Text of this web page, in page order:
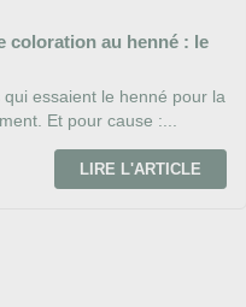
coloration au henné : le
essaient le henné pour la
Et pour cause :...
LIRE L'ARTICLE